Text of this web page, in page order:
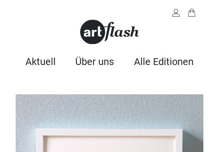
Aktuell Über uns Alle Editionen